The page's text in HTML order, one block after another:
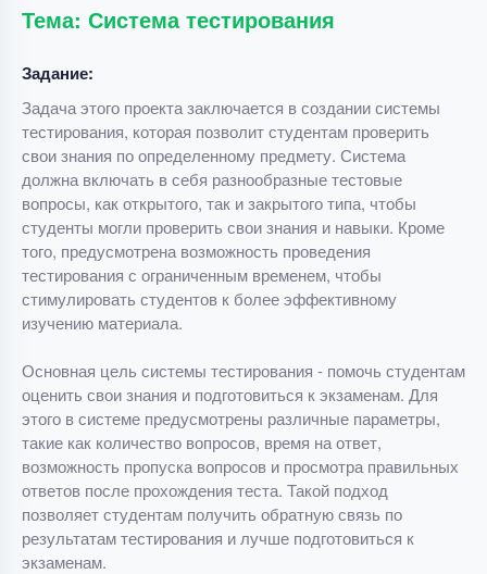
Тема: Система тестирования
Задание:
Задача этого проекта заключается в создании системы
тестирования, которая позволит студентам проверить
свои знания по определенному предмету. Система
должна включать в себя разнообразные тестовые
вопросы, как открытого, так и закрытого типа, чтобы
студенты могли проверить свои знания и навыки. Кроме
того, предусмотрена возможность проведения
тестирования с ограниченным временем, чтобы
стимулировать студентов к более эффективному
изучению материала.
Основная цель системы тестирования - помочь студентам
оценить свои знания и подготовиться к экзаменам. Для
этого в системе предусмотрены различные параметры,
такие как количество вопросов, время на ответ,
возможность пропуска вопросов и просмотра правильных
ответов после прохождения теста. Такой подход
позволяет студентам получить обратную связь по
результатам тестирования и лучше подготовиться к
экзаменам.